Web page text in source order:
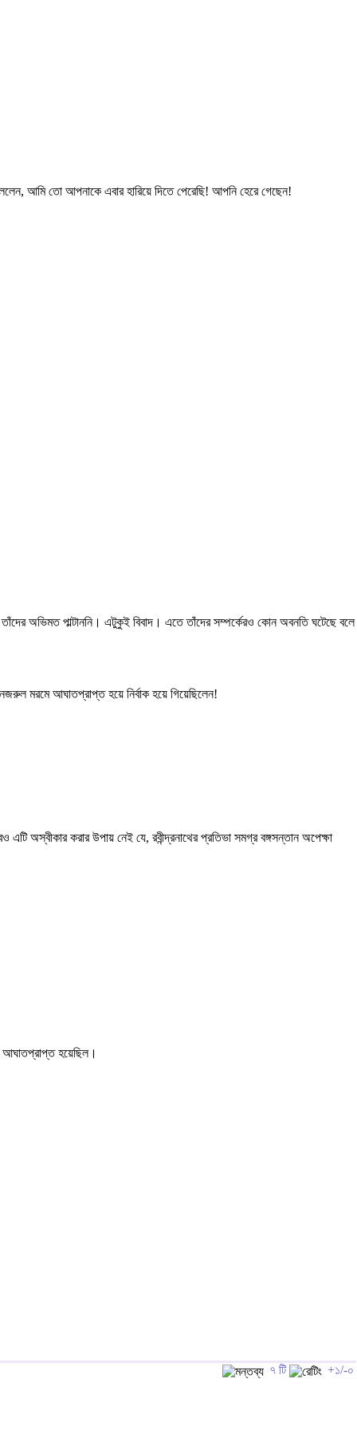
আমি তো আপনাকে এবার হারিয়ে দিতে পেরেছি! আপনি হেরে গেছেন!
অভিমত পাল্টাননি। এটুকুই বিবাদ। এতে তাঁদের সম্পর্কেরও কোন অবনতি ঘটেছে বলে
নজরুল মরমে আঘাতপ্রাপ্ত হয়ে নির্বাক হয়ে গিয়েছিলেন!
এটি অস্বীকার করার উপায় নেই যে, রবীন্দ্রনাথের প্রতিভা সমগ্র বঙ্গসন্তান অপেক্ষা
আঘাতপ্রাপ্ত হয়েছিল।
৭ টি +১/-০